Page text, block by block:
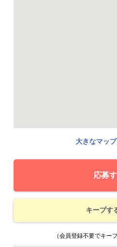
大きなマッ
応募
キープす
（会員登録不要でキー